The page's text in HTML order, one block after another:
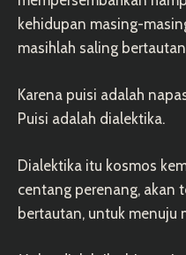
kehidupan masing-
masihlah saling
Karena puisi adalah
Puisi adalah dialektika.
Dialektika itu kosmos
centang perenang, akan
bertautan, untuk menuju